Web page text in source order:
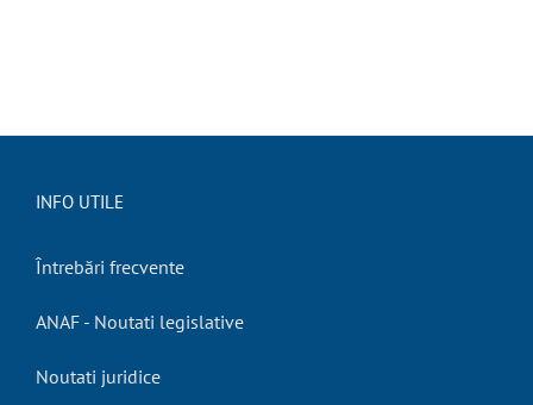
INFO UTILE
Întrebări frecvente
ANAF - Noutati legislative
Noutati juridice